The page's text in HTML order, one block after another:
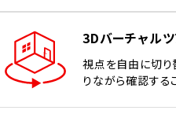
3Dバーチャル
視点を自由に切り
りながら確認する